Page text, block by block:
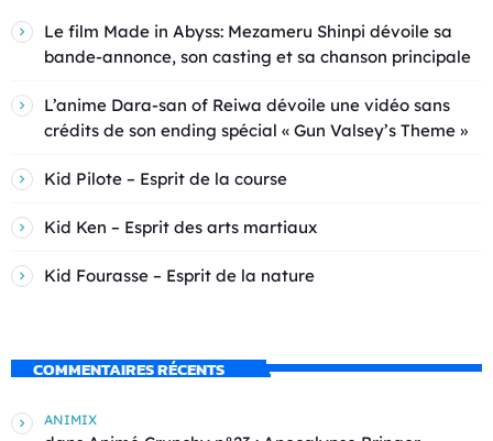
Le film Made in Abyss: Mezameru Shinpi dévoile sa
bande-annonce, son casting et sa chanson principale
L’anime Dara-san of Reiwa dévoile une vidéo sans
crédits de son ending spécial « Gun Valsey’s Theme »
Kid Pilote – Esprit de la course
Kid Ken – Esprit des arts martiaux
Kid Fourasse – Esprit de la nature
COMMENTAIRES RÉCENTS
ANIMIX